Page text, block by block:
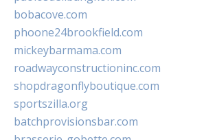
bobacove.com
phoone24brookfield.com
mickeybarmama.com
roadwayconstructioninc.com
shopdragonflyboutique.com
sportszilla.org
batchprovisionsbar.com